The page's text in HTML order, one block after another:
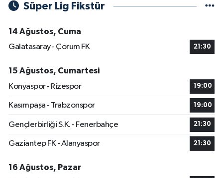
Süper Lig Fikstür
14 Ağustos, Cuma
Galatasaray - Çorum FK
21:30
15 Ağustos, Cumartesi
Konyaspor - Rizespor
19:00
Kasımpaşa - Trabzonspor 19:00
Gençlerbirliği S.K. - Fenerbahçe 21:30
Gaziantep FK - Alanyaspor 21:30
16 Ağustos, Pazar